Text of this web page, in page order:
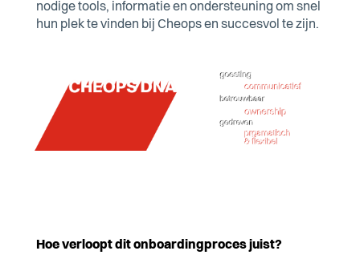
nodige tools, informatie en ondersteuning om snel
hun plek te vinden bij Cheops en succesvol te zijn.
Hoe verloopt dit onboardingproces juist?